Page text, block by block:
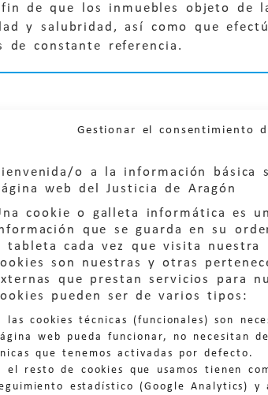
Gestionar el consentimiento
o a la información básica
web del Justicia de Aragón
cookie o galleta informática es
que se guarda en su
tableta cada vez que visita nuestra
son nuestras y otras
que prestan servicios para
pueden ser de varios tipos:
las cookies técnicas (funcionales) son
web pueda funcionar, no necesitan
que tenemos activadas por defecto.
el resto de cookies que usamos tienen
estadístico (Google Analytics) y
de que los inmuebles objeto de
y salubridad, así como que
de constante referencia.
Quejas:
Información general:
informacion@eljusticiadearagon.es
Teléfonos: 900 210 210/